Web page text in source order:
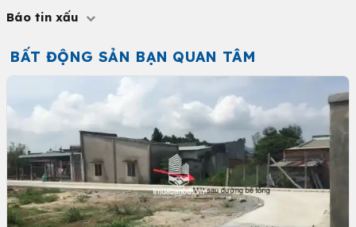
Báo tin xấu
BẤT ĐỘNG SẢN BẠN QUAN TÂM